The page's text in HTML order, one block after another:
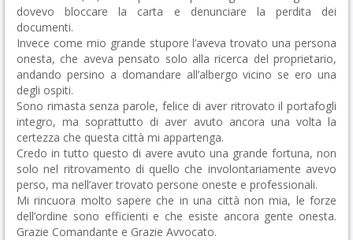
dovevo bloccare la carta e denunciare la perdita dei
documenti.
Invece come mio grande stupore l’aveva trovato una persona
onesta, che aveva pensato solo alla ricerca del proprietario,
andando persino a domandare all’albergo vicino se ero una
degli ospiti.
Sono rimasta senza parole, felice di aver ritrovato il portafogli
integro, ma soprattutto di aver avuto ancora una volta la
certezza che questa città mi appartenga.
Credo in tutto questo di avere avuto una grande fortuna, non
solo nel ritrovamento di quello che involontariamente avevo
perso, ma nell’aver trovato persone oneste e professionali.
Mi rincuora molto sapere che in una città non mia, le forze
dell’ordine sono efficienti e che esiste ancora gente onesta.
Grazie Comandante e Grazie Avvocato.